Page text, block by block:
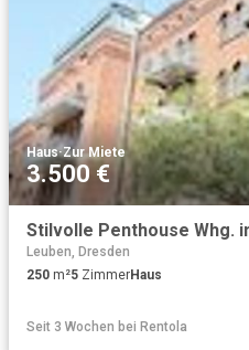
Haus·Zur Miete
3.500 €
Leuben, Dresden
250 m²5 ZimmerHaus
Seit 3 Wochen bei Rentola